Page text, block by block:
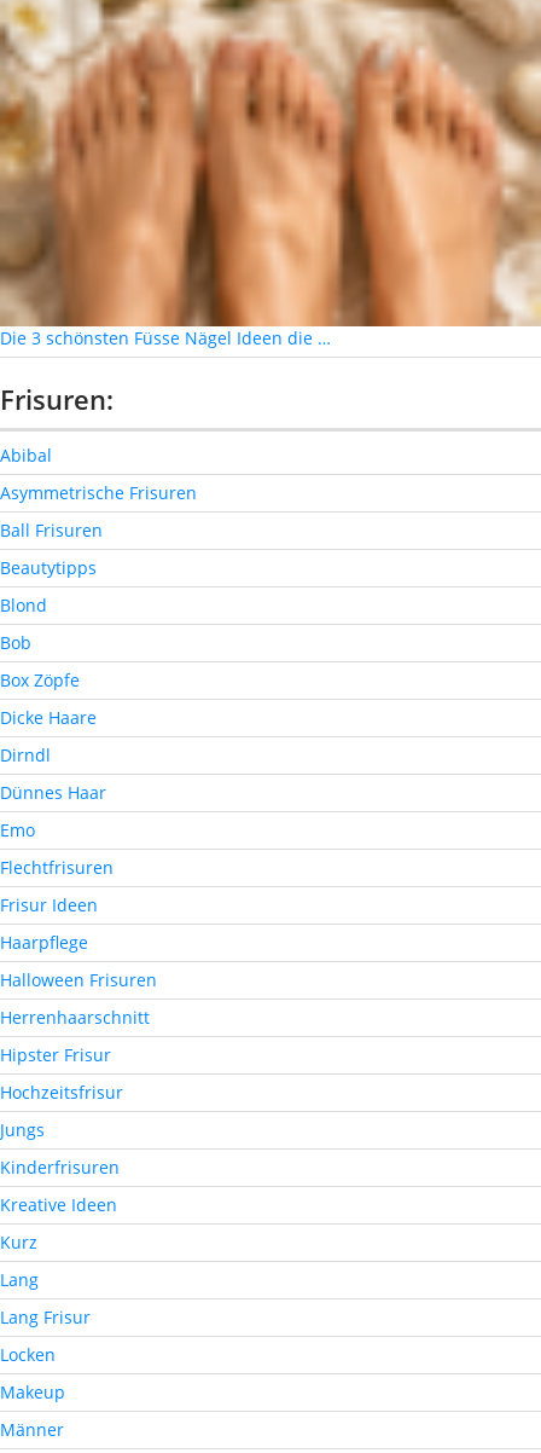
Die 3 schönsten Füsse Nägel Ideen die …
Frisuren:
Abibal
Asymmetrische Frisuren
Ball Frisuren
Beautytipps
Blond
Bob
Box Zöpfe
Dicke Haare
Dirndl
Dünnes Haar
Emo
Flechtfrisuren
Frisur Ideen
Haarpflege
Halloween Frisuren
Herrenhaarschnitt
Hipster Frisur
Hochzeitsfrisur
Jungs
Kinderfrisuren
Kreative Ideen
Kurz
Lang
Lang Frisur
Locken
Makeup
Männer